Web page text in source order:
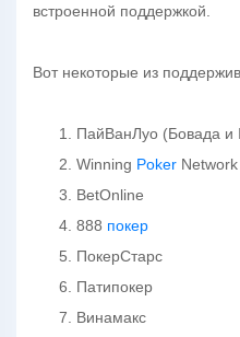
встроенной поддержкой.
Вот некоторые из
ПайВанЛуо (Бовада и
Winning Poker
BetOnline
888 покер
ПокерСтарс
Патипокер
Винамакс